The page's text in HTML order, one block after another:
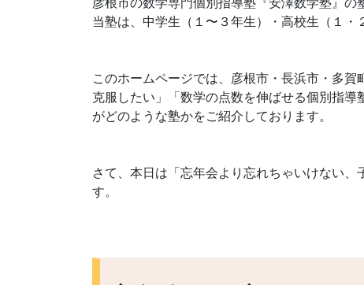
当塾は、中学生（１〜３年生）・高校生（１・
このホームページでは、 彦根市・長浜市・多賀
克服したい」「数学の点数を伸ばせる個別指導
がどのような塾かをご紹介しております。
さて、本日は「忘年会より忘れちゃいけない
す。